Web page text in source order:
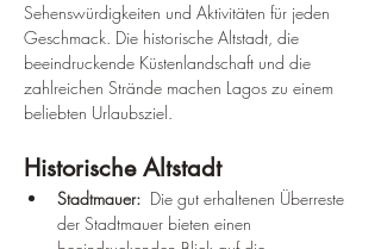
Sehenswürdigkeiten und Aktivitäten für jeden
Geschmack. Die historische Altstadt, die
beeindruckende Küstenlandschaft und die
zahlreichen Strände machen Lagos zu einem
beliebten Urlaubsziel.
Historische Altstadt
Stadtmauer: Die gut erhaltenen Überreste
der Stadtmauer bieten einen